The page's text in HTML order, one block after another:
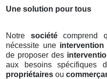
Une solution pour tous
Notre sociétécomprend
nécessite une intervention
de proposer des
aux besoins spécifiques
propriétaires ou